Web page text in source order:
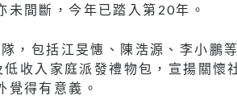
未間斷，今年已踏入第20年。
，包括江旻憓、陳浩源、李小鵬
收入家庭派發禮物包，宣揚關懷
覺得有意義。